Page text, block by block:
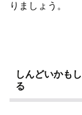
りましょう。
しんどいかも
る